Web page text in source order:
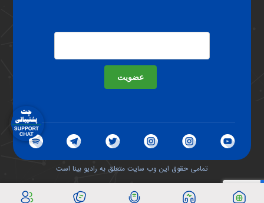
عضویت
تمامی حقوق این وب سایت متعلق به رادیو بینا است